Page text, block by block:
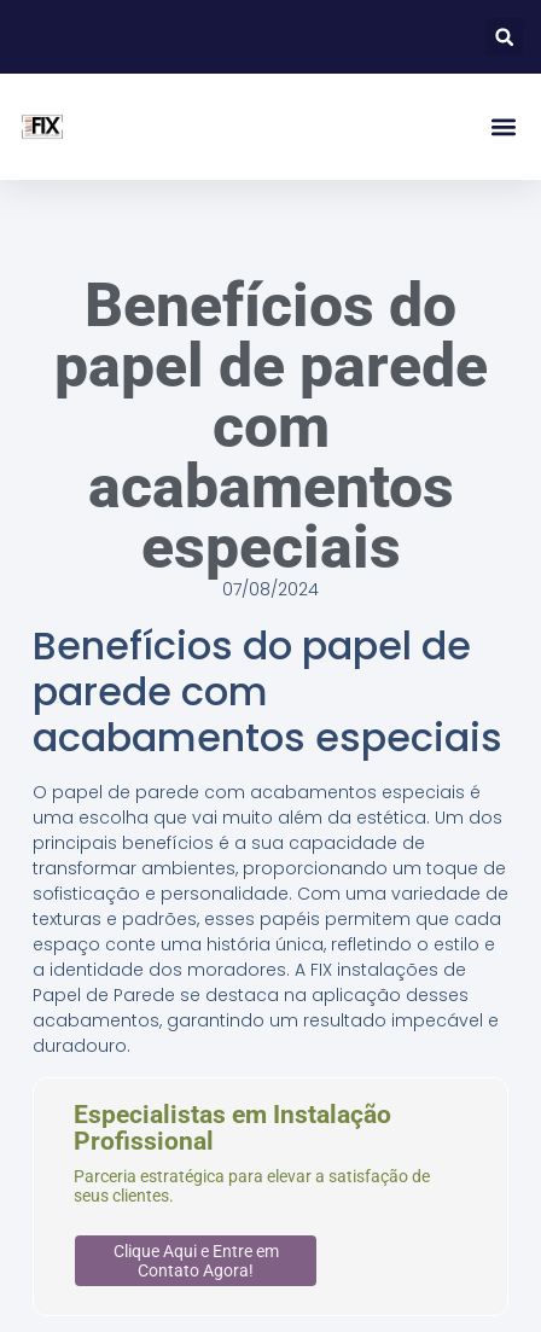
Benefícios do
papel de parede
com
acabamentos
especiais
07/08/2024
Benefícios do papel de
parede com
acabamentos especiais
O papel de parede com acabamentos especiais é
uma escolha que vai muito além da estética. Um dos
principais benefícios é a sua capacidade de
transformar ambientes, proporcionando um toque de
sofisticação e personalidade. Com uma variedade de
texturas e padrões, esses papéis permitem que cada
espaço conte uma história única, refletindo o estilo e
a identidade dos moradores. A FIX instalações de
Papel de Parede se destaca na aplicação desses
acabamentos, garantindo um resultado impecável e
duradouro.
Especialistas em Instalação
Profissional
Parceria estratégica para elevar a satisfação de
seus clientes.
Clique Aqui e Entre em
Contato Agora!